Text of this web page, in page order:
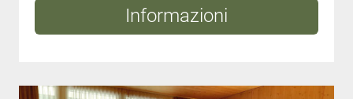
Informazioni